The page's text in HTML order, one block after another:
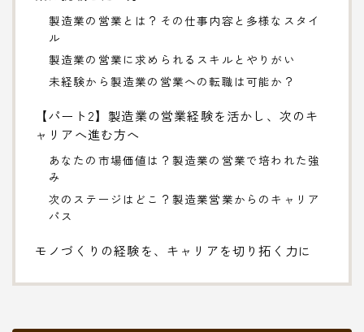
製造業の営業とは？その仕事内容と多様なスタイ
ル
製造業の営業に求められるスキルとやりがい
未経験から製造業の営業への転職は可能か？
【パート2】製造業の営業経験を活かし、次のキ
ャリアへ進む方へ
あなたの市場価値は？製造業の営業で培われた強
み
次のステージはどこ？製造業営業からのキャリア
パス
モノづくりの経験を、キャリアを切り拓く力に